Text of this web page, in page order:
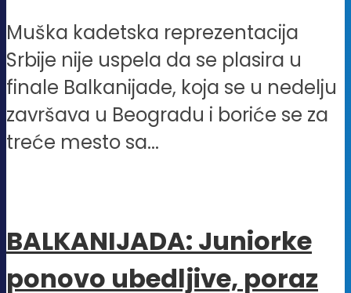
Muška kadetska reprezentacija
Srbije nije uspela da se plasira u
finale Balkanijade, koja se u nedelju
završava u Beogradu i boriće se za
treće mesto sa...
BALKANIJADA: Juniorke
ponovo ubedljive, poraz